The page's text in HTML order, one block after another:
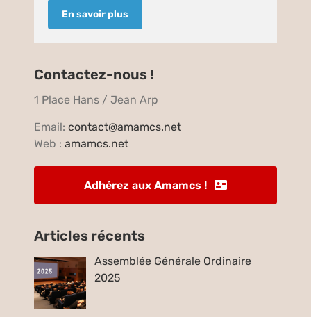
En savoir plus
Contactez-nous !
1 Place Hans / Jean Arp
Email:contact@amamcs.net
Web :amamcs.net
Adhérez aux Amamcs !
Articles récents
Assemblée Générale Ordinaire
2025